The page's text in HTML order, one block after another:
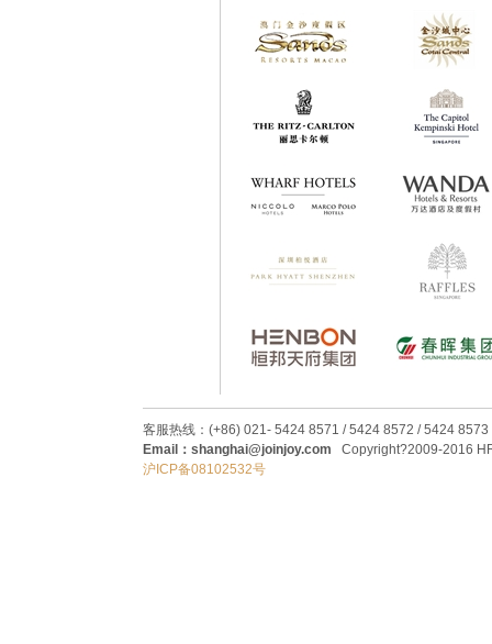
客服热线：(+86) 021- 5424 8571 / 5424 8572 / 5424 8573
Email：shanghai@joinjoy.com Copyright?2009-2016
沪ICP备08102532号